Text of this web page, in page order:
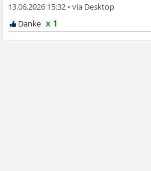
13.06.2026 15:32 •
x 1